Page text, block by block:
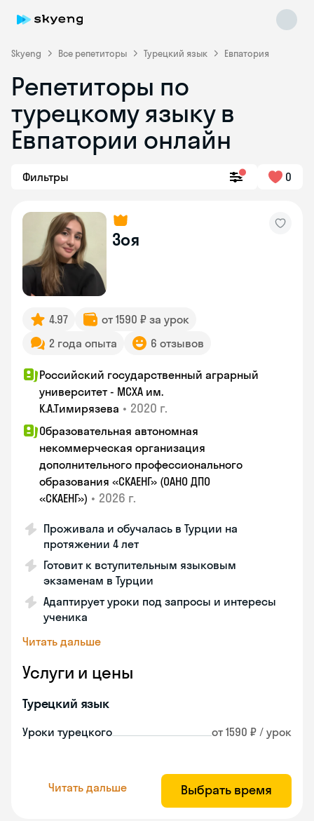
Skyeng Все репетиторы Турецкий язык Евпатория
Репетиторы по
турецкому языку в
Евпатории онлайн
Фильтры 0
Зоя
4.97
от 1590 ₽ за урок
2 года опыта
6 отзывов
Российский государственный аграрный
университет - МСХА им.
К.А.Тимирязева • 2020 г.
Образовательная автономная
некоммерческая организация
дополнительного профессионального
образования «СКАЕНГ» (ОАНО ДПО
«СКАЕНГ») • 2026 г.
Проживала и обучалась в Турции на
протяжении 4 лет
Готовит к вступительным языковым
экзаменам в Турции
Адаптирует уроки под запросы и интересы
ученика
Читать дальше
Услуги и цены
Турецкий язык
Уроки турецкого от 1590 ₽ / урок
Читать дальше Выбрать время
Skyeng Chat